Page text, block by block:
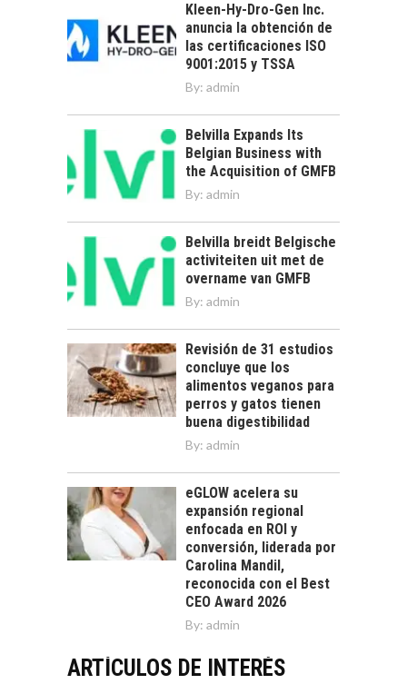
Kleen-Hy-Dro-Gen Inc.
anuncia la obtención de
las certificaciones ISO
9001:2015 y TSSA
By: admin
Belvilla Expands Its
Belgian Business with
the Acquisition of GMFB
By: admin
Belvilla breidt Belgische
activiteiten uit met de
overname van GMFB
By: admin
Revisión de 31 estudios
concluye que los
alimentos veganos para
perros y gatos tienen
buena digestibilidad
By: admin
eGLOW acelera su
expansión regional
enfocada en ROI y
conversión, liderada por
Carolina Mandil,
reconocida con el Best
CEO Award 2026
By: admin
ARTÍCULOS DE INTERÉS